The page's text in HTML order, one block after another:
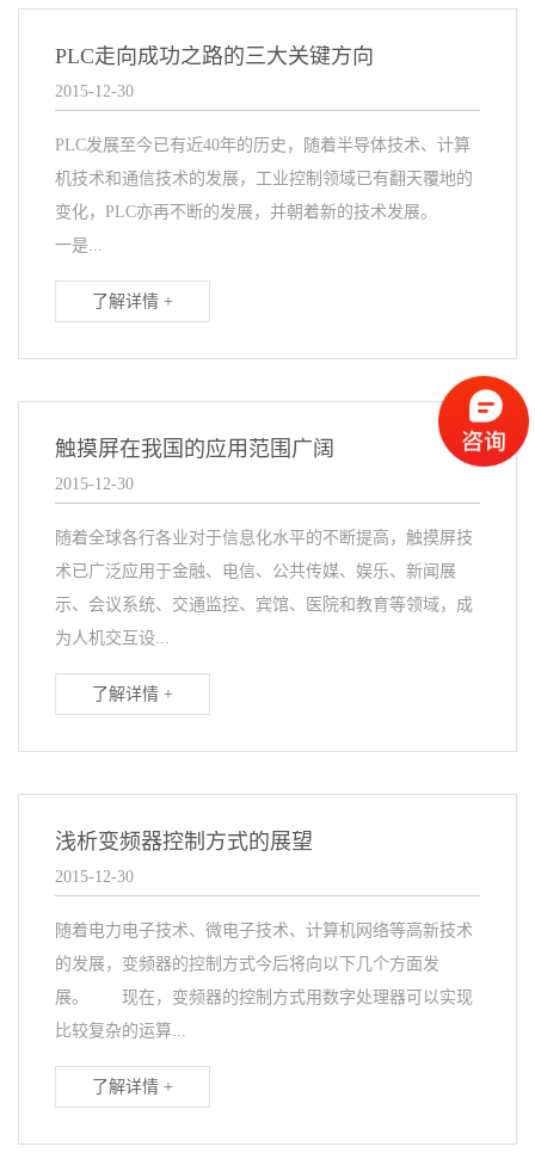
PLC走向成功之路的三大关键方向
2015-12-30
PLC发展至今已有近40年的历史，随着半导体技术、计算
机技术和通信技术的发展，工业控制领域已有翻天覆地的
变化，PLC亦再不断的发展，并朝着新的技术发展。
一是...
了解详情 +
触摸屏在我国的应用范围广阔
2015-12-30
随着全球各行各业对于信息化水平的不断提高，触摸屏技
术已广泛应用于金融、电信、公共传媒、娱乐、新闻展
示、会议系统、交通监控、宾馆、医院和教育等领域，成
为人机交互设...
了解详情 +
浅析变频器控制方式的展望
2015-12-30
随着电力电子技术、微电子技术、计算机网络等高新技术
的发展，变频器的控制方式今后将向以下几个方面发
展。 现在，变频器的控制方式用数字处理器可以实现
比较复杂的运算...
了解详情 +